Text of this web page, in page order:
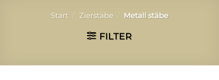
Start / Zierstäbe / Metall stäbe
FILTER